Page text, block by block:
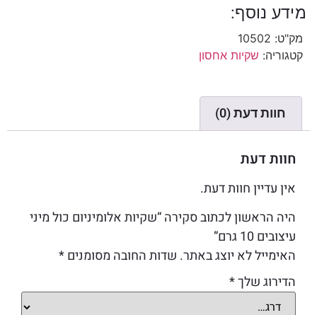
מידע נוסף:
מק"ט: 10502
קטגוריה: שקיות אחסון
חוות דעת (0)
חוות דעת
אין עדיין חוות דעת.
היה הראשון לכתוב סקירה “שקיות אלומיניום כול מיני
עיצובים 10 גרם”
האימייל לא יוצג באתר. שדות החובה מסומנים*
הדירוג שלך*